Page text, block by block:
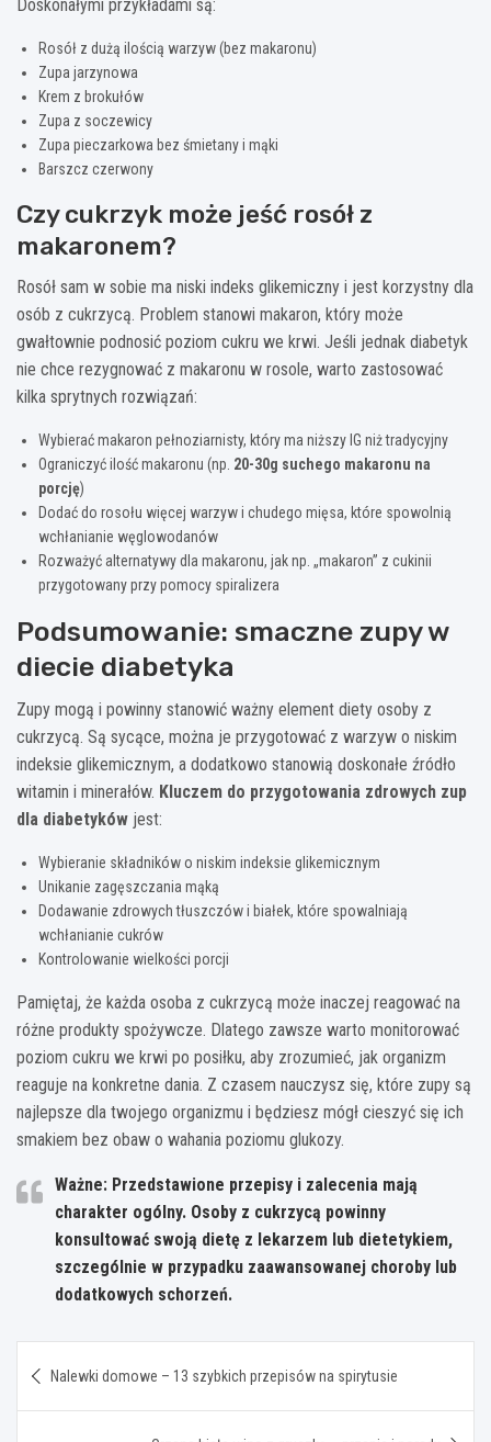
Doskonałymi przykładami są:
Rosół z dużą ilością warzyw (bez makaronu)
Zupa jarzynowa
Krem z brokułów
Zupa z soczewicy
Zupa pieczarkowa bez śmietany i mąki
Barszcz czerwony
Czy cukrzyk może jeść rosół z
makaronem?
Rosół sam w sobie ma niski indeks glikemiczny i jest korzystny dla
osób z cukrzycą. Problem stanowi makaron, który może
gwałtownie podnosić poziom cukru we krwi. Jeśli jednak diabetyk
nie chce rezygnować z makaronu w rosole, warto zastosować
kilka sprytnych rozwiązań:
Wybierać makaron pełnoziarnisty, który ma niższy IG niż tradycyjny
Ograniczyć ilość makaronu (np. 20-30g suchego makaronu na
porcję)
Dodać do rosołu więcej warzyw i chudego mięsa, które spowolnią
wchłanianie węglowodanów
Rozważyć alternatywy dla makaronu, jak np. „makaron” z cukinii
przygotowany przy pomocy spiralizera
Podsumowanie: smaczne zupy w
diecie diabetyka
Zupy mogą i powinny stanowić ważny element diety osoby z
cukrzycą. Są sycące, można je przygotować z warzyw o niskim
indeksie glikemicznym, a dodatkowo stanowią doskonałe źródło
witamin i minerałów. Kluczem do przygotowania zdrowych zup
dla diabetyków jest:
Wybieranie składników o niskim indeksie glikemicznym
Unikanie zagęszczania mąką
Dodawanie zdrowych tłuszczów i białek, które spowalniają
wchłanianie cukrów
Kontrolowanie wielkości porcji
Pamiętaj, że każda osoba z cukrzycą może inaczej reagować na
różne produkty spożywcze. Dlatego zawsze warto monitorować
poziom cukru we krwi po posiłku, aby zrozumieć, jak organizm
reaguje na konkretne dania. Z czasem nauczysz się, które zupy są
najlepsze dla twojego organizmu i będziesz mógł cieszyć się ich
smakiem bez obaw o wahania poziomu glukozy.
Ważne: Przedstawione przepisy i zalecenia mają
charakter ogólny. Osoby z cukrzycą powinny
konsultować swoją dietę z lekarzem lub dietetykiem,
szczególnie w przypadku zaawansowanej choroby lub
dodatkowych schorzeń.
wpisu
Nalewki domowe – 13 szybkich przepisów na spirytusie